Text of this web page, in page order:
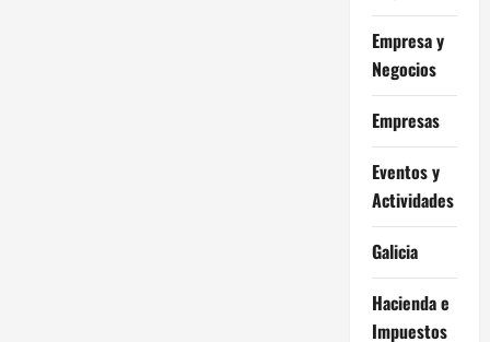
Empresa y
Negocios
Empresas
Eventos y
Actividades
Galicia
Hacienda e
Impuestos